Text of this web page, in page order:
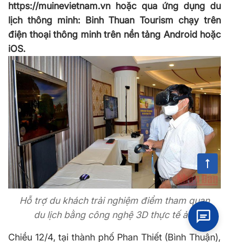
https://muinevietnam.vn hoặc qua ứng dụng du
lịch thông minh: Binh Thuan Tourism chạy trên
điện thoại thông minh trên nền tảng Android hoặc
iOS.
Hỗ trợ du khách trải nghiệm điểm tham quan
du lịch bằng công nghệ 3D thực tế ảo.
Chiều 12/4, tại thành phố Phan Thiết (Bình Thuận),